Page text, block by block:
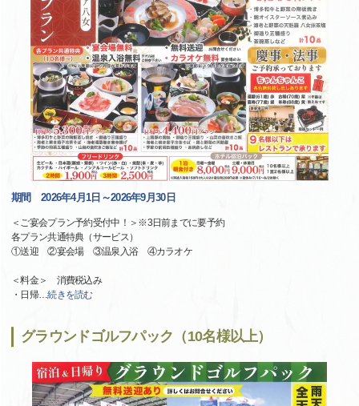
期間 2026年4月1日～2026年9月30日
＜ご宴会プラン予約受付中！＞※3日前までに要予約
各プラン共通特典（サービス）
①送迎 ②宴会場 ③温泉入浴 ④カラオケ
＜料金＞ 消費税込み
・日帰…続きを読む
グラウンドゴルフパック（10名様以上）